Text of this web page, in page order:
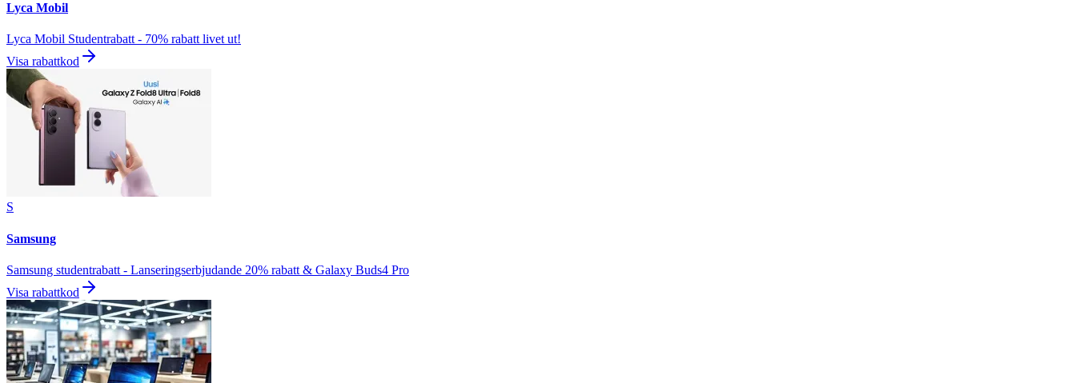
Lyca Mobil
Lyca Mobil Studentrabatt - 70% rabatt livet ut!
Visa rabattkod
S
Samsung
Samsung studentrabatt - Lanseringserbjudande 20% rabatt & Galaxy Buds4 Pro
Visa rabattkod